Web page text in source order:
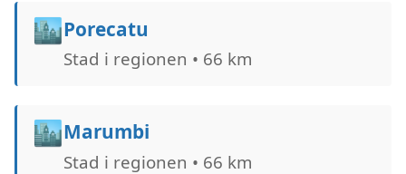
🏙️Porecatu
Stad i regionen • 66 km
🏙️Marumbi
Stad i regionen • 66 km